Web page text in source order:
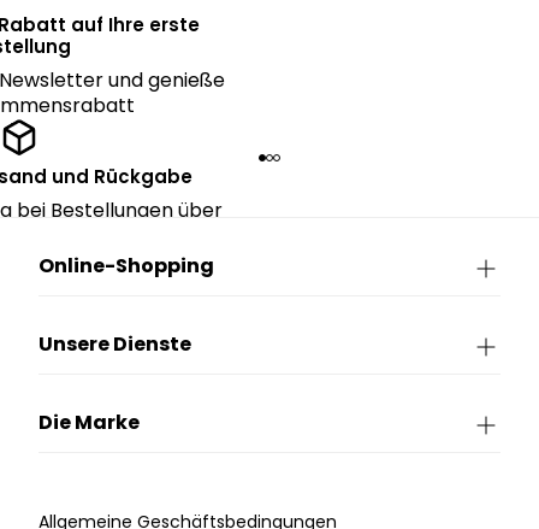
auf Ihre erste
und genieße
und Rückgabe
bei Bestellungen über
Online-Shopping
Unsere Dienste
Die Marke
Allgemeine Geschäftsbedingungen